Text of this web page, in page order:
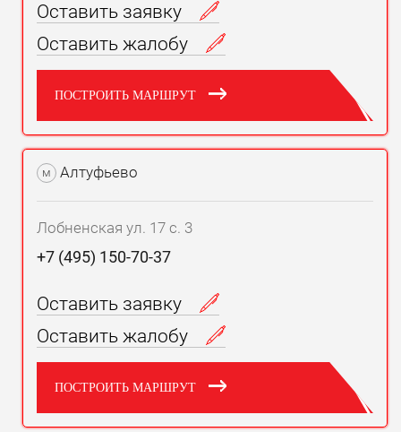
Оставить заявку
Оставить жалобу
ПОСТРОИТЬ МАРШРУТ
м Алтуфьево
Лобненская ул. 17 с. 3
+7 (495) 150-70-37
Оставить заявку
Оставить жалобу
ПОСТРОИТЬ МАРШРУТ